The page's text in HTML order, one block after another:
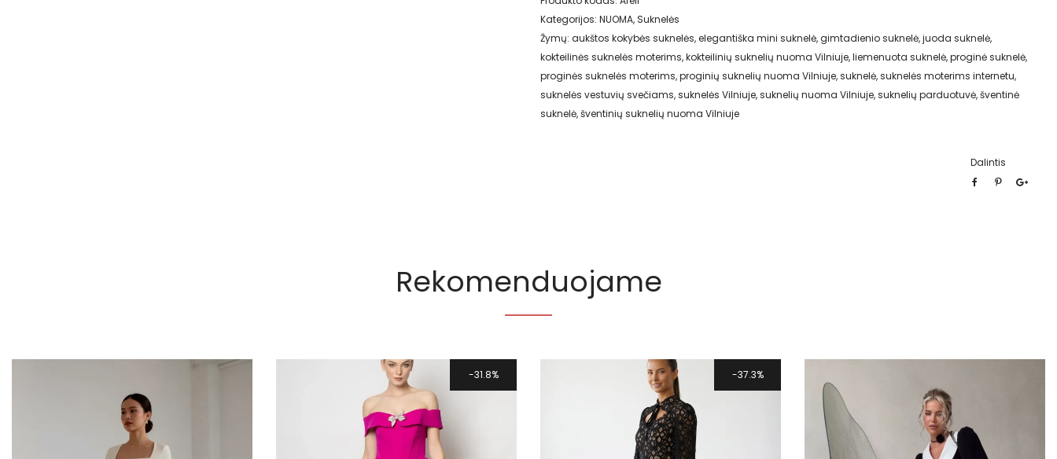
Kategorijos: NUOMA, Suknelės
Žymų: aukštos kokybės suknelės,elegantiška mini suknelė,gimtadienio suknelė,juoda suknelė,
kokteilinės suknelės moterims,kokteilinių suknelių nuoma Vilniuje,liemenuota suknelė,proginė suknelė,
proginės suknelės moterims,proginių suknelių nuoma Vilniuje,suknelė,suknelės moterims internetu,
suknelės vestuvių svečiams,suknelės Vilniuje,suknelių nuoma Vilniuje,suknelių parduotuvė,šventinė
suknelė,šventinių suknelių nuoma Vilniuje
Dalintis
Rekomenduojame
31.8% 37.3%